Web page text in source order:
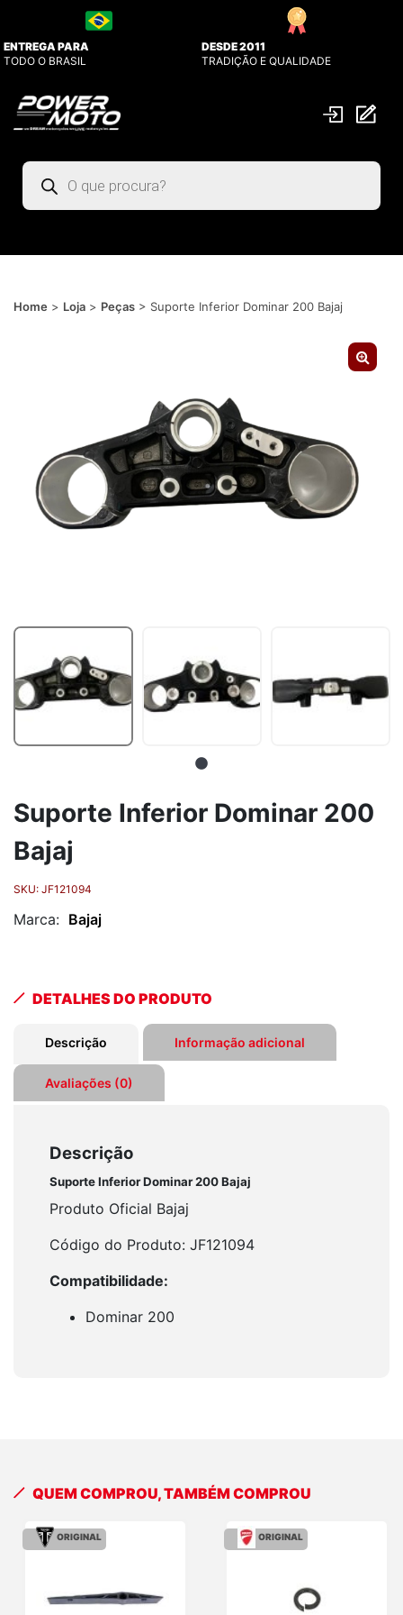
ENTREGA PARA
TODO O BRASIL
DESDE 2011
TRADIÇÃO E QUALIDADE
Pesquisar
produtos
Home > Loja > Peças > Suporte Inferior Dominar 200 Bajaj
Suporte Inferior Dominar 200
Bajaj
SKU: JF121094
Marca: Bajaj
DETALHES DO PRODUTO
Descrição Informação adicional
Avaliações (0)
Descrição
Suporte Inferior Dominar 200 Bajaj
Produto Oficial Bajaj
Código do Produto: JF121094
Compatibilidade:
Dominar 200
QUEM COMPROU, TAMBÉM COMPROU
ORIGINAL ORIGINAL